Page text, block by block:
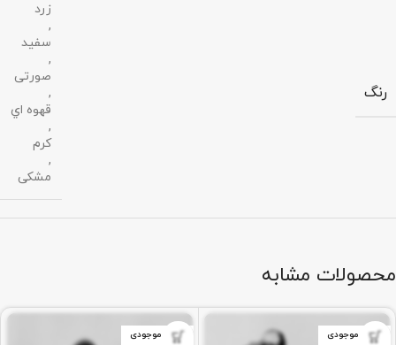
رنگ
زرد
,
سفید
,
صورتی
,
قهوه اي
,
کرم
,
مشکی
محصولات مشابه
اتمام موجودی اتمام موجودی